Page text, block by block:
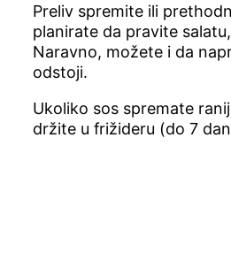
Preliv spremite ili
planirate da pravite
Naravno, možete i da
odstoji.
Ukoliko sos spremate
držite u frižideru (do 7